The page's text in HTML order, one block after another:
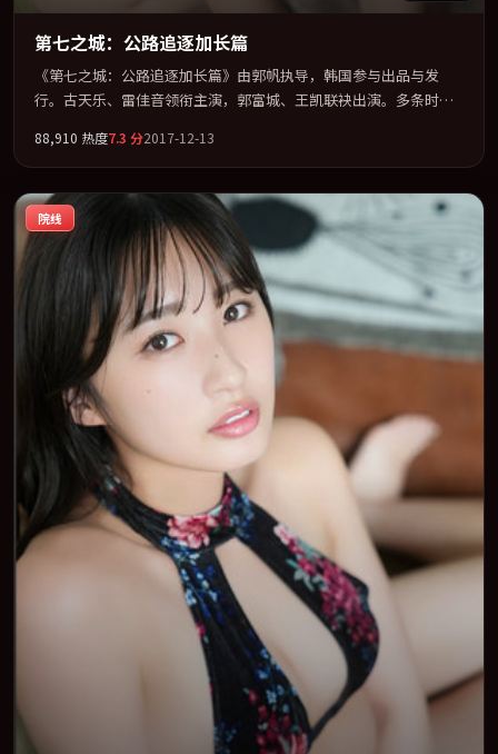
第七之城：公路追逐加长篇
《第七之城：公路追逐加长篇》由郭帆执导，韩国参与出品与发
行。古天乐、雷佳音领衔主演，郭富城、王凯联袂出演。多条时间
架，在叙事、表演与视听上力求统一。定于 2017-07-07 在内地院线
及主流平台同步亮相，2017 年度话题片中口碑稳健，适合喜欢强情
节与人物弧光的观众完整观看。
88,910 热度7.3 分2017-12-13
院线